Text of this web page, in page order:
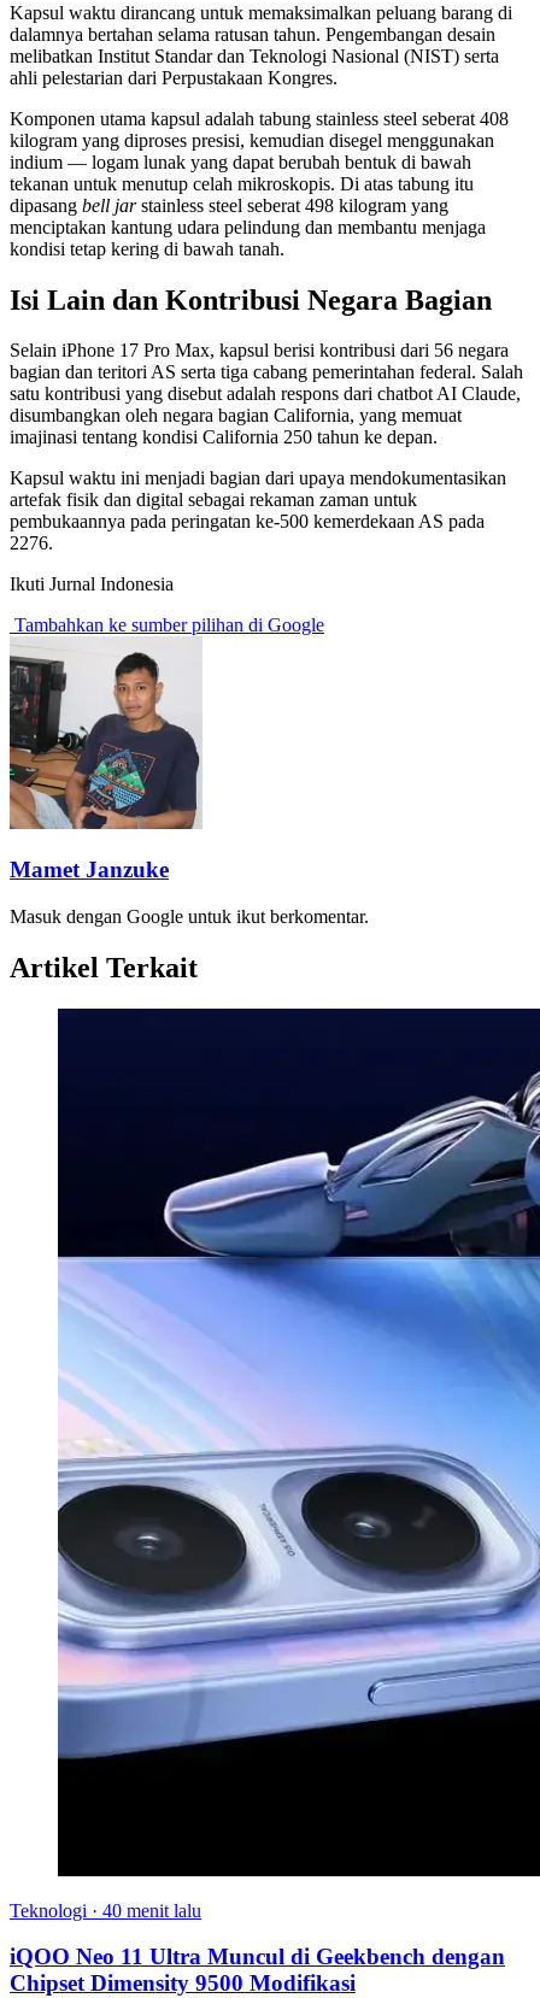
Kapsul waktu dirancang untuk memaksimalkan peluang barang di
dalamnya bertahan selama ratusan tahun. Pengembangan desain
melibatkan Institut Standar dan Teknologi Nasional (NIST) serta
ahli pelestarian dari Perpustakaan Kongres.
Komponen utama kapsul adalah tabung stainless steel seberat 408
kilogram yang diproses presisi, kemudian disegel menggunakan
indium — logam lunak yang dapat berubah bentuk di bawah
tekanan untuk menutup celah mikroskopis. Di atas tabung itu
dipasang bell jarstainless steel seberat 498 kilogram yang
menciptakan kantung udara pelindung dan membantu menjaga
kondisi tetap kering di bawah tanah.
Isi Lain dan Kontribusi Negara Bagian
Selain iPhone 17 Pro Max, kapsul berisi kontribusi dari 56 negara
bagian dan teritori AS serta tiga cabang pemerintahan federal. Salah
satu kontribusi yang disebut adalah respons dari chatbot AI Claude,
disumbangkan oleh negara bagian California, yang memuat
imajinasi tentang kondisi California 250 tahun ke depan.
Kapsul waktu ini menjadi bagian dari upaya mendokumentasikan
artefak fisik dan digital sebagai rekaman zaman untuk
pembukaannya pada peringatan ke-500 kemerdekaan AS pada
2276.
Ikuti Jurnal Indonesia
Tambahkan ke sumber pilihan di Google
Mamet Janzuke
Masuk dengan Google untuk ikut berkomentar.
Artikel Terkait
Teknologi · 40 menit lalu
iQOO Neo 11 Ultra Muncul di Geekbench dengan
Chipset Dimensity 9500 Modifikasi